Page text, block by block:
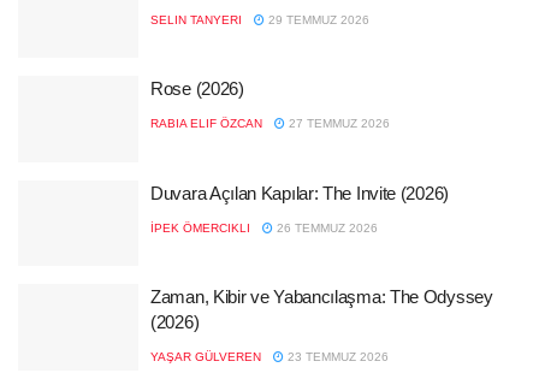
SELIN TANYERI 29 TEMMUZ 2026
Rose (2026)
RABIA ELIF ÖZCAN 27 TEMMUZ 2026
Duvara Açılan Kapılar: The Invite (2026)
İPEK ÖMERCIKLI 26 TEMMUZ 2026
Zaman, Kibir ve Yabancılaşma: The Odyssey
(2026)
YAŞAR GÜLVEREN 23 TEMMUZ 2026